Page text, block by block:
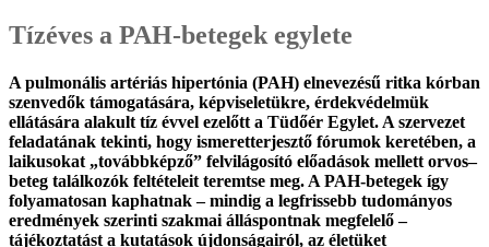
Tízéves a PAH-betegek egylete
A pulmonális artériás hipertónia (PAH) elnevezésű ritka kórban
szenvedők támogatására, képviseletükre, érdekvédelmük
ellátására alakult tíz évvel ezelőtt a Tüdőér Egylet. A szervezet
feladatának tekinti, hogy ismeretterjesztő fórumok keretében, a
laikusokat „továbbképző” felvilágosító előadások mellett orvos–
beteg találkozók feltételeit teremtse meg. A PAH-betegek így
folyamatosan kaphatnak – mindig a legfrissebb tudományos
eredmények szerinti szakmai álláspontnak megfelelő –
tájékoztatást a kutatások újdonságairól, az életüket